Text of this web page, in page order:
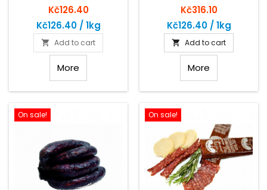
Price
Kč126.40
Kč126.40 / 1kg
 Add to cart
More
Price
Kč316.10
Kč126.40 / 1kg
 Add to cart
More
On sale! On sale!